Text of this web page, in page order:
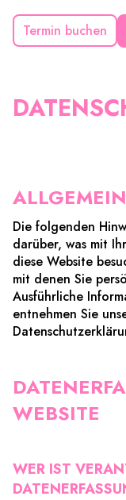
Termin buchen
Die folgenden
darüber, was mit
diese Website
mit denen Sie
Ausführliche
entnehmen Sie
WEBSITE
WER IST